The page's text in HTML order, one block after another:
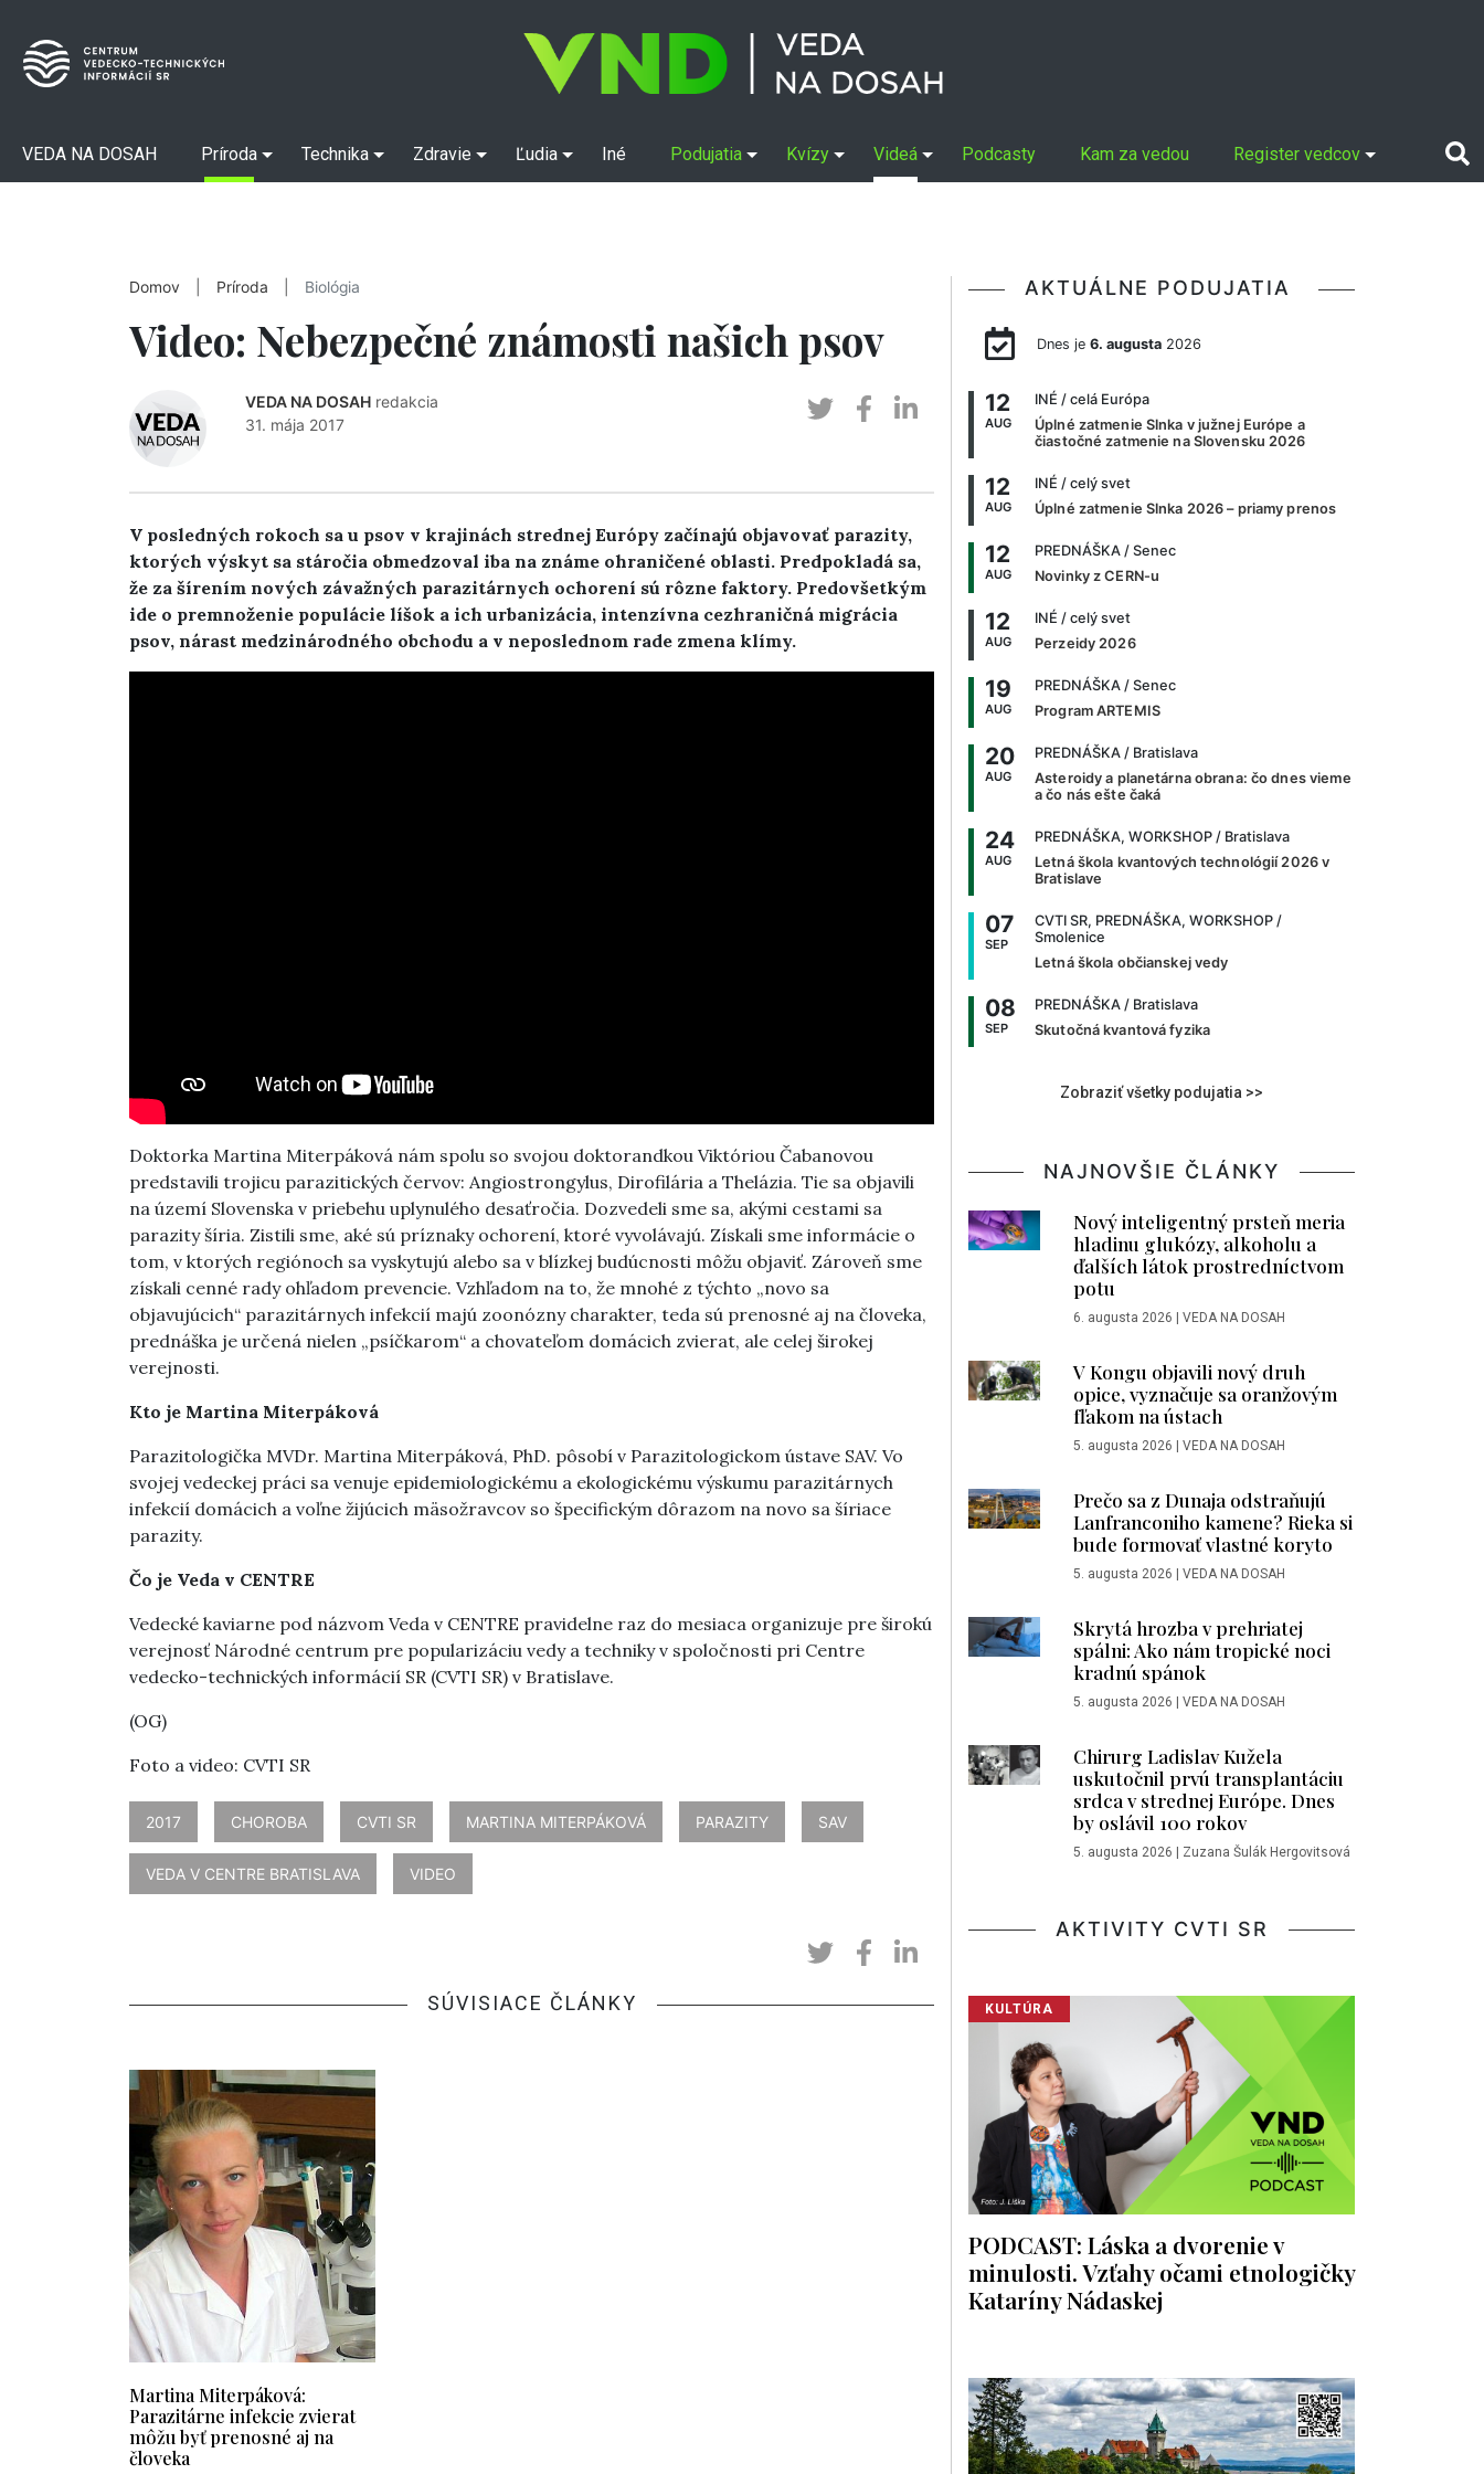
VEDA NA DOSAH Príroda Technika Zdravie Ľudia Iné Podujatia Kvízy Videá Podcasty Kam za vedou Register vedcov
Domov Príroda Biológia
Video: Nebezpečné známosti našich psov
VEDA NA DOSAH redakcia
31. mája 2017
V posledných rokoch sa u psov v krajinách strednej Európy začínajú objavovať parazity,
ktorých výskyt sa stáročia obmedzoval iba na známe ohraničené oblasti. Predpokladá sa,
že za šírením nových závažných parazitárnych ochorení sú rôzne faktory. Predovšetkým
ide o premnoženie populácie líšok a ich urbanizácia, intenzívna cezhraničná migrácia
psov, nárast medzinárodného obchodu a v neposlednom rade zmena klímy.
Doktorka Martina Miterpáková nám spolu so svojou doktorandkou Viktóriou Čabanovou
predstavili trojicu parazitických červov: Angiostrongylus, Dirofilária a Thelázia. Tie sa objavili
na území Slovenska v priebehu uplynulého desaťročia. Dozvedeli sme sa, akými cestami sa
parazity šíria. Zistili sme, aké sú príznaky ochorení, ktoré vyvolávajú. Získali sme informácie o
tom, v ktorých regiónoch sa vyskytujú alebo sa v blízkej budúcnosti môžu objaviť. Zároveň sme
získali cenné rady ohľadom prevencie. Vzhľadom na to, že mnohé z týchto „novo sa
objavujúcich“ parazitárnych infekcií majú zoonózny charakter, teda sú prenosné aj na človeka,
prednáška je určená nielen „psíčkarom“ a chovateľom domácich zvierat, ale celej širokej
verejnosti.
Kto je Martina Miterpáková
Parazitologička MVDr. Martina Miterpáková, PhD. pôsobí v Parazitologickom ústave SAV. Vo
svojej vedeckej práci sa venuje epidemiologickému a ekologickému výskumu parazitárnych
infekcií domácich a voľne žijúcich mäsožravcov so špecifickým dôrazom na novo sa šíriace
parazity.
Čo je Veda v CENTRE
Vedecké kaviarne pod názvom Veda v CENTRE pravidelne raz do mesiaca organizuje pre širokú
verejnosť Národné centrum pre popularizáciu vedy a techniky v spoločnosti pri Centre
vedecko-technických informácií SR (CVTI SR) v Bratislave.
(OG)
Foto a video: CVTI SR
2017 CHOROBA CVTI SR MARTINA MITERPÁKOVÁ PARAZITY SAV
VEDA V CENTRE BRATISLAVA VIDEO
SÚVISIACE ČLÁNKY
Martina Miterpáková:
Parazitárne infekcie zvierat
môžu byť prenosné aj na
človeka
AKTUÁLNE PODUJATIA
Dnes je 6. augusta2026
12
AUG
INÉ / celá Európa
Úplné zatmenie Slnka v južnej Európe a
čiastočné zatmenie na Slovensku 2026
12
AUG
INÉ / celý svet
Úplné zatmenie Slnka 2026 – priamy prenos
12
AUG
PREDNÁŠKA / Senec
Novinky z CERN-u
12
AUG
INÉ / celý svet
Perzeidy 2026
19
AUG
PREDNÁŠKA / Senec
Program ARTEMIS
20
AUG
PREDNÁŠKA / Bratislava
Asteroidy a planetárna obrana: čo dnes vieme
a čo nás ešte čaká
24
AUG
PREDNÁŠKA, WORKSHOP / Bratislava
Letná škola kvantových technológií 2026 v
Bratislave
07
SEP
CVTI SR, PREDNÁŠKA, WORKSHOP /
Smolenice
Letná škola občianskej vedy
08
SEP
PREDNÁŠKA / Bratislava
Skutočná kvantová fyzika
Zobraziť všetky podujatia >>
NAJNOVŠIE ČLÁNKY
Nový inteligentný prsteň meria
hladinu glukózy, alkoholu a
ďalších látok prostredníctvom
potu
6. augusta 2026 | VEDA NA DOSAH
V Kongu objavili nový druh
opice, vyznačuje sa oranžovým
fľakom na ústach
5. augusta 2026 | VEDA NA DOSAH
Prečo sa z Dunaja odstraňujú
Lanfranconiho kamene? Rieka si
bude formovať vlastné koryto
5. augusta 2026 | VEDA NA DOSAH
Skrytá hrozba v prehriatej
spálni: Ako nám tropické noci
kradnú spánok
5. augusta 2026 | VEDA NA DOSAH
Chirurg Ladislav Kužela
uskutočnil prvú transplantáciu
srdca v strednej Európe. Dnes
by oslávil 100 rokov
5. augusta 2026 | Zuzana Šulák Hergovitsová
AKTIVITY CVTI SR
KULTÚRA
PODCAST: Láska a dvorenie v
minulosti. Vzťahy očami etnologičky
Kataríny Nádaskej